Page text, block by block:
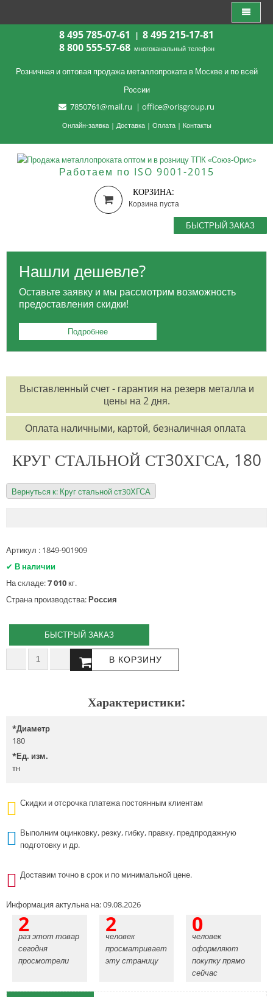
8 495 785-07-61 | 8 495 215-17-81
8 800 555-57-68 многоканальный телефон
Розничная и оптовая продажа металлопроката в Москве и по всей
России
7850761@mail.ru | office@orisgroup.ru
Онлайн-заявка| Доставка| Оплата| Контакты
Работаем по ISO 9001-2015
КОРЗИНА:
Корзина пуста
БЫСТРЫЙ ЗАКАЗ
Нашли дешевле?
Оставьте заявку и мы рассмотрим возможность
предоставления скидки!
Подробнее
Выставленный счет - гарантия на резерв металла и
цены на 2 дня.
Оплата наличными, картой, безналичная оплата
КРУГ СТАЛЬНОЙ СТ30ХГСА, 180
Вернуться к: Круг стальной ст30ХГСА
Артикул : 1849-901909
✔ В наличии
На складе:7 010кг.
Страна производства:Россия
БЫСТРЫЙ ЗАКАЗ
Характеристики:
*Диаметр
180
*Ед. изм.
тн
Скидки и отсрочка платежа постоянным клиентам
Выполним оцинковку, резку, гибку, правку, предпродажную
подготовку и др.
Доставим точно в срок и по минимальной цене.
Информация актульна на: 09.08.2026
2
раз этот товар
сегодня
просмотрели
2
человек
просматривает
эту страницу
0
человек
оформляют
покупку прямо
сейчас